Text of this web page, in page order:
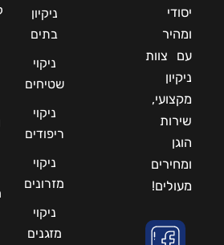
יסודי
ומהיר
עם צוות
ניקיון
מקצועי,
שירות
הוגן
ומחירים
מעולים!
ניקיון
בתים
ניקוי
שטיחים
ניקוי
ריפודים
ניקוי
מזרונים
ניקוי
מזגנים